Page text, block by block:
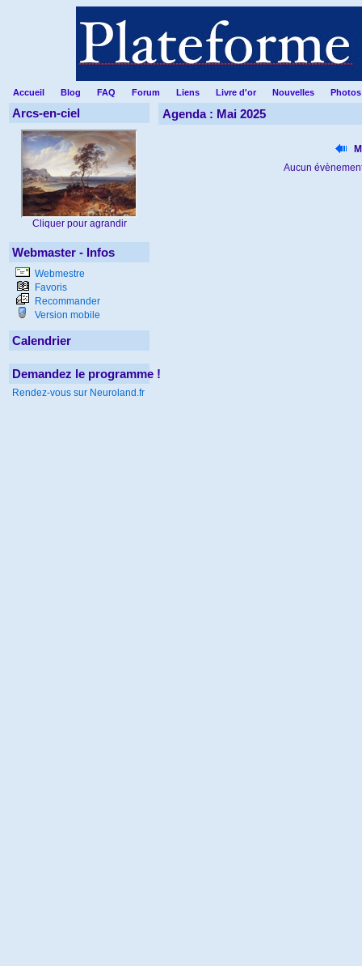
Accueil Blog FAQ Forum Liens Livre d'or Nouvelles Photos
Arcs-en-ciel
Cliquer pour agrandir
Webmaster - Infos
Webmestre
Favoris
Recommander
Version mobile
Calendrier
Demandez le programme !
Rendez-vous sur Neuroland.fr
Agenda : Mai 2025
Aucun